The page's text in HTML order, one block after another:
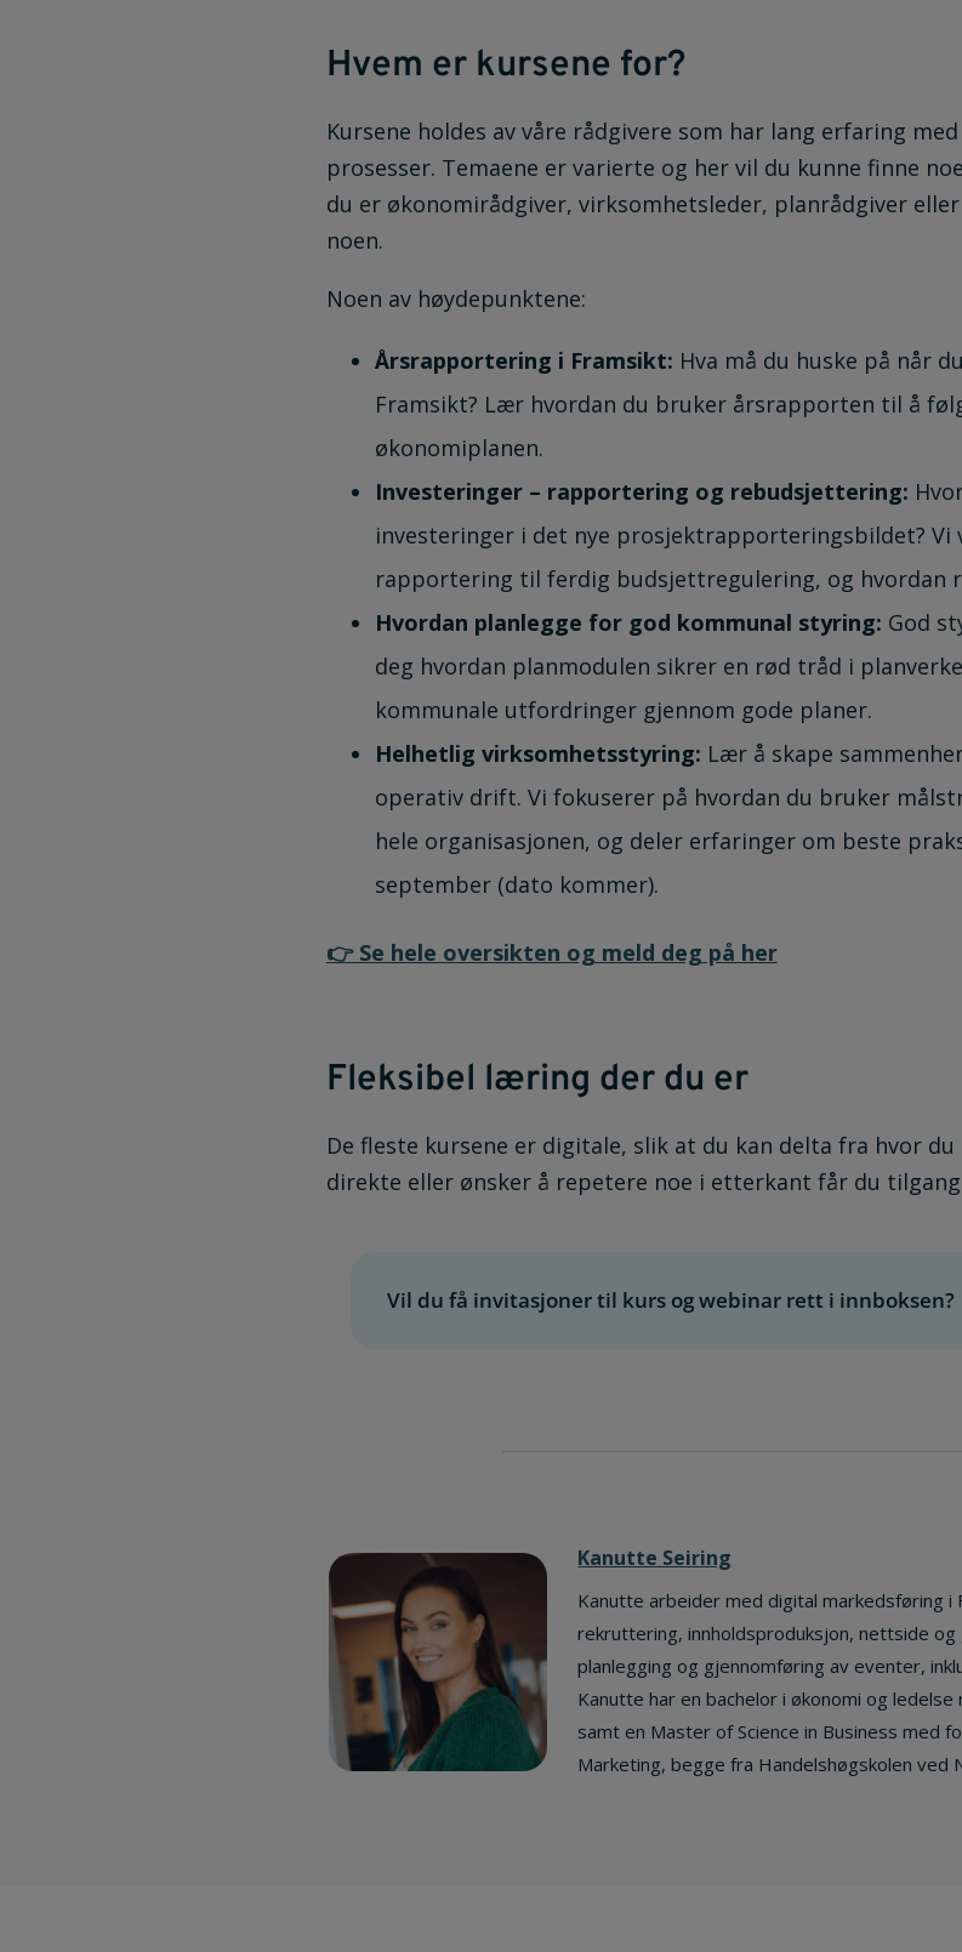
Hvem er kursene for?
Kursene holdes av våre rådgivere som har lang erfaring
prosesser. Temaene er varierte og her vil du kunne finne
du er økonomirådgiver, virksomhetsleder, planrådgiver
noen.
Noen av høydepunktene:
Årsrapportering i Framsikt: Hva må du huske på når
Framsikt? Lær hvordan du bruker årsrapporten til å
økonomiplanen.
Investeringer – rapportering og rebudsjettering:
investeringer i det nye prosjektrapporteringsbildet?
rapportering til ferdig budsjettregulering, og hvordan
Hvordan planlegge for god kommunal styring: God
deg hvordan planmodulen sikrer en rød tråd i
kommunale utfordringer gjennom gode planer.
Helhetlig virksomhetsstyring: Lær å skape
operativ drift. Vi fokuserer på hvordan du bruker
hele organisasjonen, og deler erfaringer om beste
september (dato kommer).
👉 Se hele oversikten og meld deg på her
Fleksibel læring der du er
De fleste kursene er digitale, slik at du kan delta fra hvor
direkte eller ønsker å repetere noe i etterkant får du
Vil du få invitasjoner til kurs og webinar rett i innboksen?
Kanutte Seiring
Kanutte arbeider med digital markedsføring
rekruttering, innholdsproduksjon, nettside
planlegging og gjennomføring av eventer,
Kanutte har en bachelor i økonomi og
samt en Master of Science in Business med
Marketing, begge fra Handelshøgskolen ved